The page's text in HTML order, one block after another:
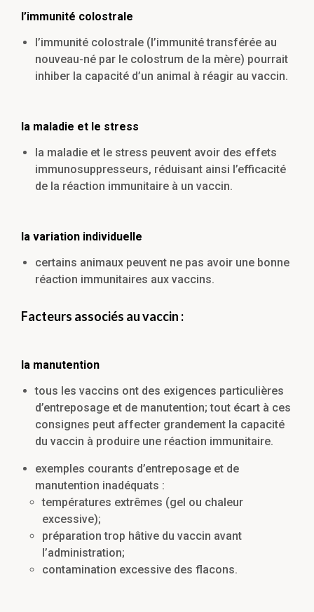
l’immunité colostrale
l’immunité colostrale (l’immunité transférée au
nouveau-né par le colostrum de la mère) pourrait
inhiber la capacité d’un animal à réagir au vaccin.
la maladie et le stress
la maladie et le stress peuvent avoir des effets
immunosuppresseurs, réduisant ainsi l’efficacité
de la réaction immunitaire à un vaccin.
la variation individuelle
certains animaux peuvent ne pas avoir une bonne
réaction immunitaires aux vaccins.
Facteurs associés au vaccin :
la manutention
tous les vaccins ont des exigences particulières
d’entreposage et de manutention; tout écart à ces
consignes peut affecter grandement la capacité
du vaccin à produire une réaction immunitaire.
exemples courants d’entreposage et de
manutention inadéquats :
températures extrêmes (gel ou chaleur
excessive);
préparation trop hâtive du vaccin avant
l’administration;
contamination excessive des flacons.